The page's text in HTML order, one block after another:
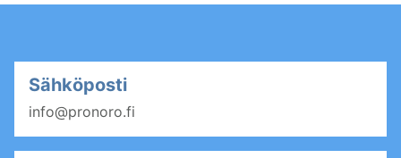
Sähköposti
info@pronoro.fi